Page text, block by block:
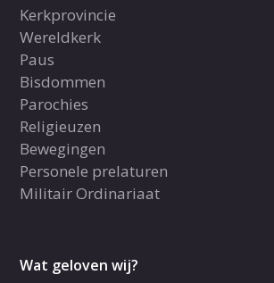
Kerkprovincie
Wereldkerk
Paus
Bisdommen
Parochies
Religieuzen
Bewegingen
Personele prelaturen
Militair Ordinariaat
Wat geloven wij?